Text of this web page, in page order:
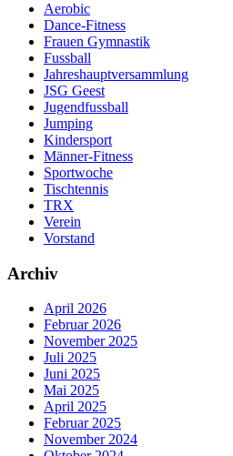
Aerobic
Dance-Fitness
Frauen Gymnastik
Fussball
Jahreshauptversammlung
JSG Geest
Jugendfussball
Jumping
Kindersport
Männer-Fitness
Sportwoche
Tischtennis
TRX
Verein
Vorstand
Archiv
April 2026
Februar 2026
November 2025
Juli 2025
Juni 2025
Mai 2025
April 2025
Februar 2025
November 2024